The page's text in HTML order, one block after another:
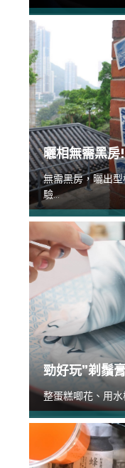
曬相無需黑房
無需黑房，曬出
驗...
勁好玩”剃鬚
整蛋糕唧花、用水